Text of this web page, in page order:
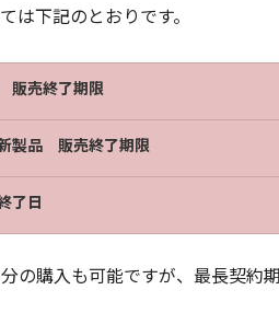
は下記のとおりです。
販売終了期限
製品 販売終了期限
了日
の購入も可能ですが、最長契約